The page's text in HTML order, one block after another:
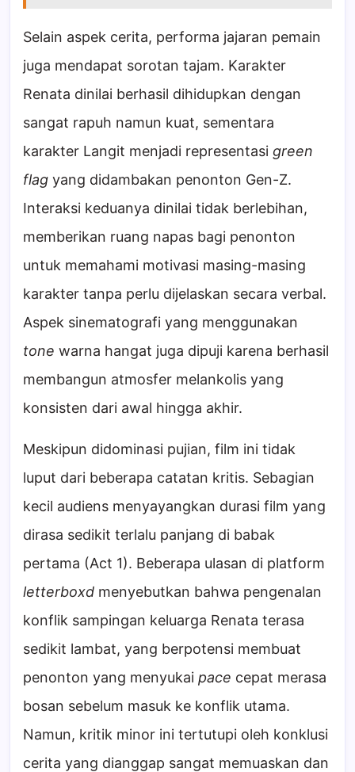
Selain aspek cerita, performa jajaran pemain
juga mendapat sorotan tajam. Karakter
Renata dinilai berhasil dihidupkan dengan
sangat rapuh namun kuat, sementara
karakter Langit menjadi representasi green
flag yang didambakan penonton Gen-Z.
Interaksi keduanya dinilai tidak berlebihan,
memberikan ruang napas bagi penonton
untuk memahami motivasi masing-masing
karakter tanpa perlu dijelaskan secara verbal.
Aspek sinematografi yang menggunakan
tone warna hangat juga dipuji karena berhasil
membangun atmosfer melankolis yang
konsisten dari awal hingga akhir.
Meskipun didominasi pujian, film ini tidak
luput dari beberapa catatan kritis. Sebagian
kecil audiens menyayangkan durasi film yang
dirasa sedikit terlalu panjang di babak
pertama (Act 1). Beberapa ulasan di platform
letterboxd menyebutkan bahwa pengenalan
konflik sampingan keluarga Renata terasa
sedikit lambat, yang berpotensi membuat
penonton yang menyukai pace cepat merasa
bosan sebelum masuk ke konflik utama.
Namun, kritik minor ini tertutupi oleh konklusi
cerita yang dianggap sangat memuaskan dan